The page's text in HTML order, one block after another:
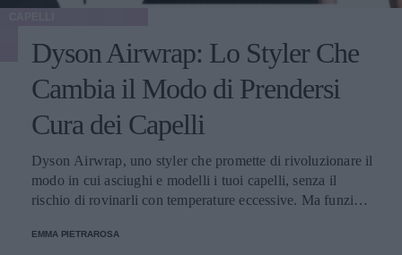
Dyson Airwrap: Lo Styler Che
Cambia il Modo di Prendersi
Cura dei Capelli
Dyson Airwrap, uno styler che promette di rivoluzionare il
modo in cui asciughi e modelli i tuoi capelli, senza il
rischio di rovinarli con temperature eccessive. Ma funziona
EMMA PIETRAROSA